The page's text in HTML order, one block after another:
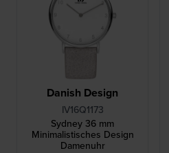
Danish Design
IV16Q1173
Sydney 36 mm
Minimalistisches Design
Damenuhr